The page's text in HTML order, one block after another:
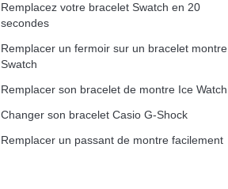
Remplacez votre bracelet Swatch en 20
secondes
Remplacer un fermoir sur un bracelet montre
Swatch
Remplacer son bracelet de montre Ice Watch
Changer son bracelet Casio G-Shock
Remplacer un passant de montre facilement